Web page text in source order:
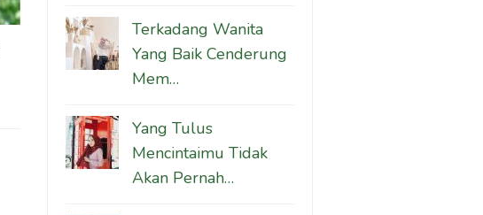
Terkadang Wanita
Yang Baik Cenderung
Mem…
Yang Tulus
Mencintaimu Tidak
Akan Pernah…